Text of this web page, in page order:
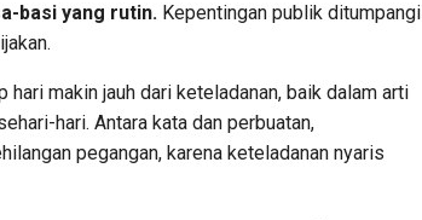
basi yang rutin. Kepentingan publik ditumpangi
hari makin jauh dari keteladanan, baik dalam arti
hari. Antara kata dan perbuatan,
pegangan, karena keteladanan nyaris